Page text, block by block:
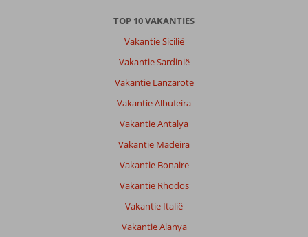
TOP 10 VAKANTIES
Vakantie Sicilië
Vakantie Sardinië
Vakantie Lanzarote
Vakantie Albufeira
Vakantie Antalya
Vakantie Madeira
Vakantie Bonaire
Vakantie Rhodos
Vakantie Italië
Vakantie Alanya